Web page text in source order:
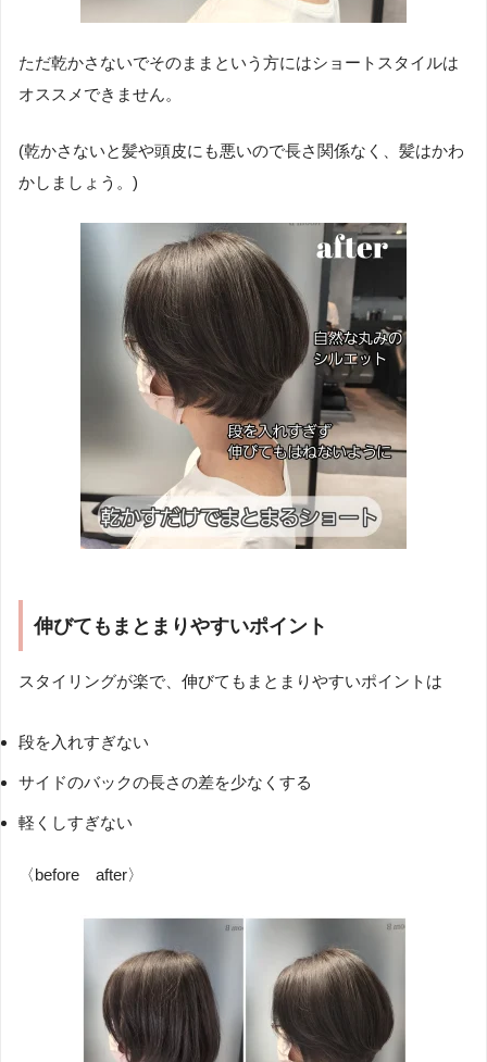
ただ乾かさないでそのままという方にはショートスタイルは
オススメできません。
(乾かさないと髪や頭皮にも悪いので長さ関係なく、髪はかわ
かしましょう。)
伸びてもまとまりやすいポイント
スタイリングが楽で、伸びてもまとまりやすいポイントは
段を入れすぎない
サイドのバックの長さの差を少なくする
軽くしすぎない
〈before after〉